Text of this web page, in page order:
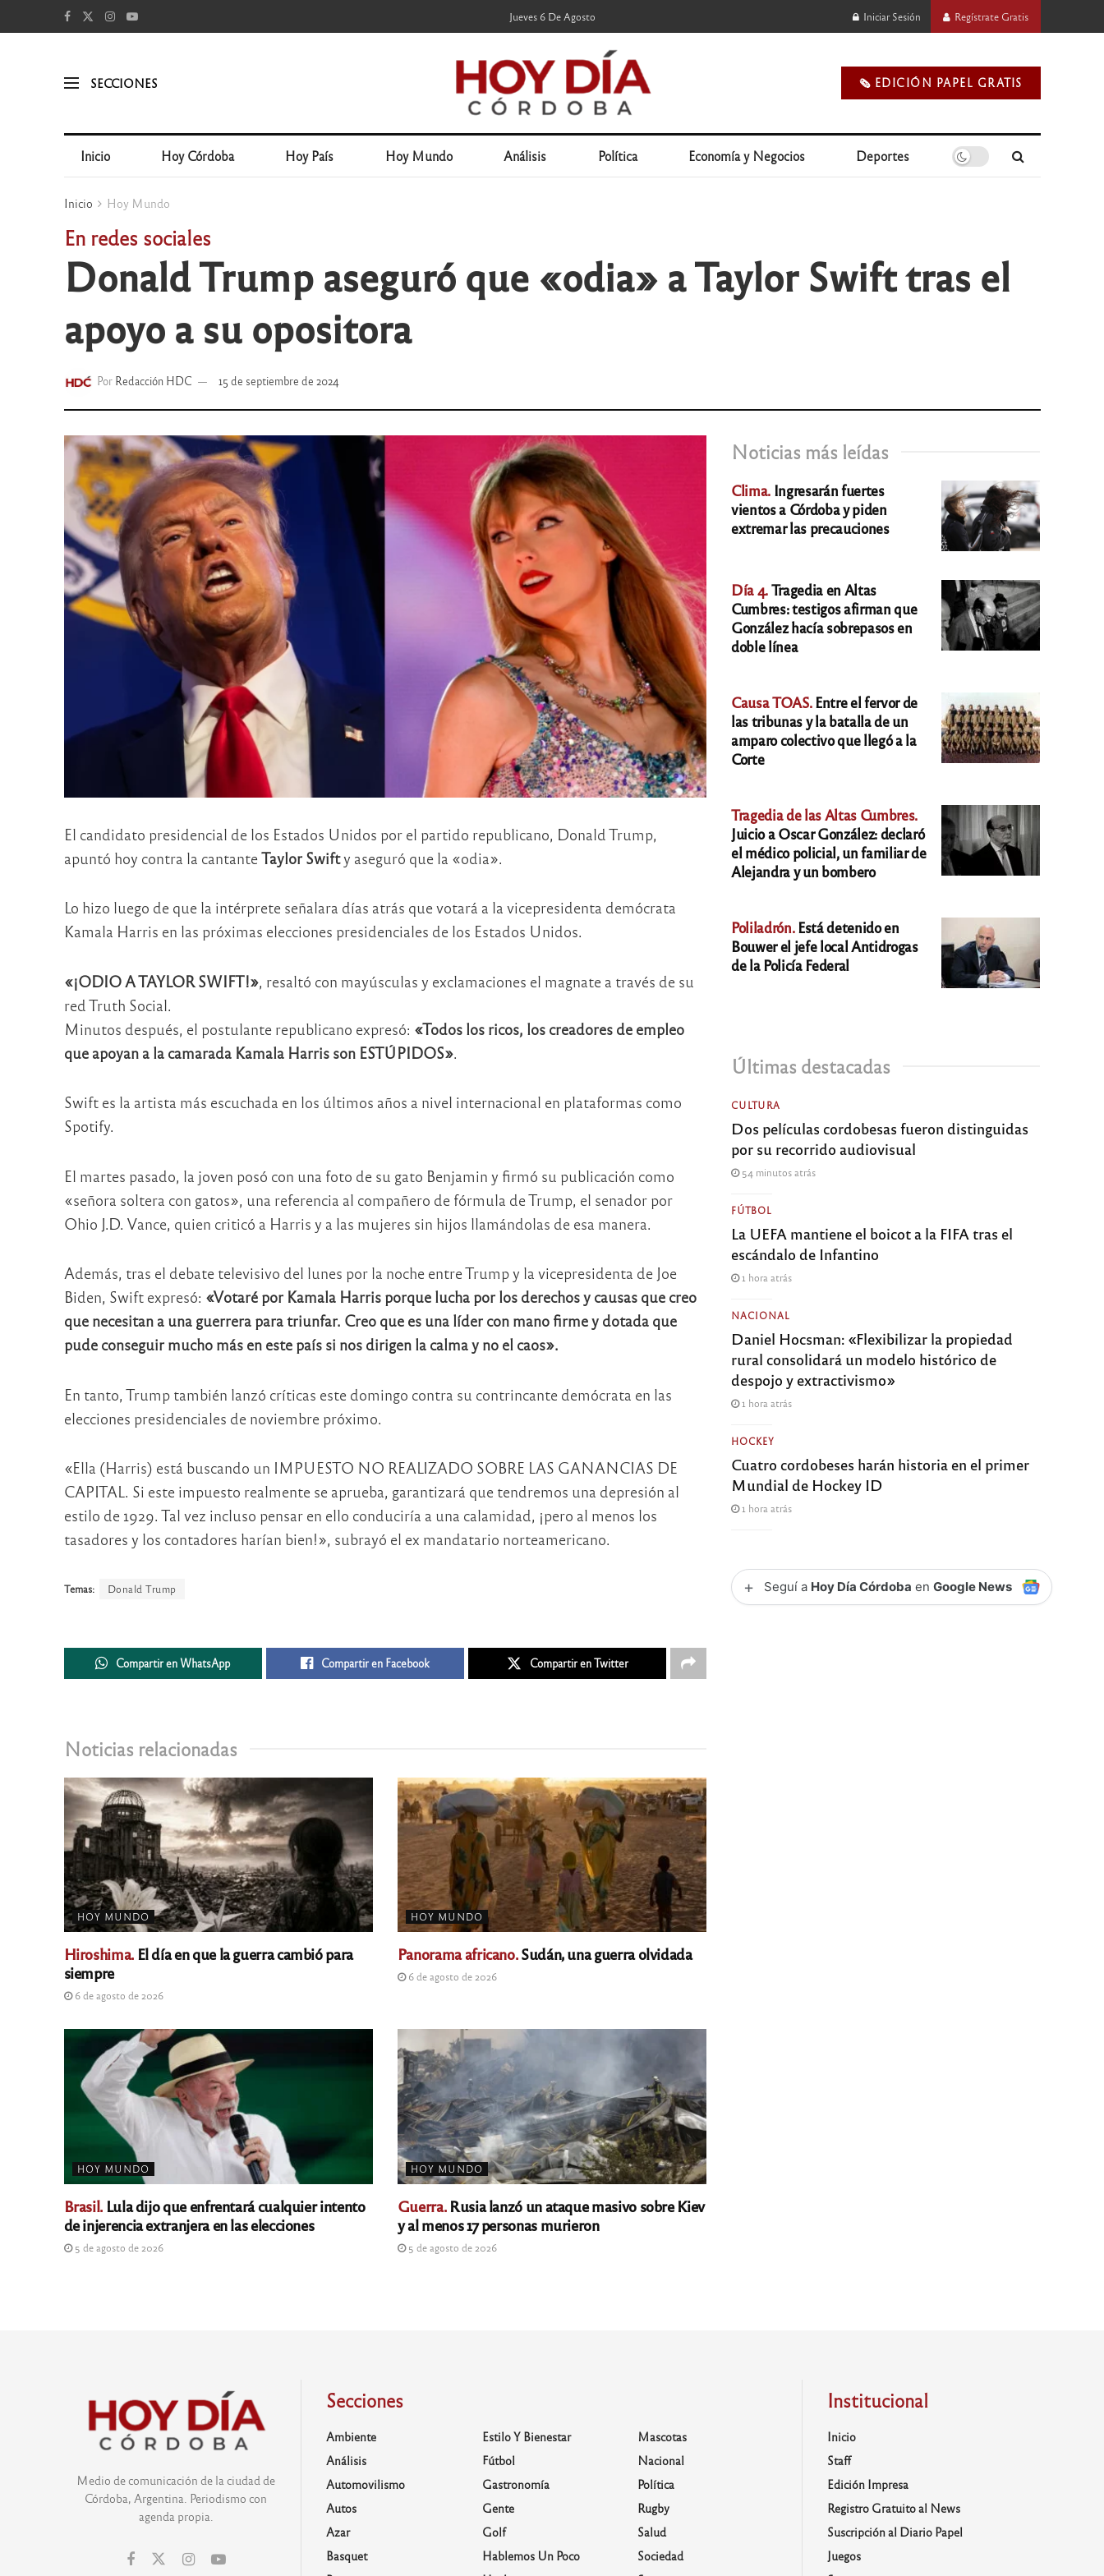
Jueves 6 De Agosto Iniciar Sesión Regístrate Gratis
SECCIONES 🗞️ EDICIÓN PAPEL GRATIS
Inicio Hoy Córdoba Hoy País Hoy Mundo Análisis Política Economía y Negocios Deportes
Inicio Hoy Mundo
En redes sociales
Donald Trump aseguró que «odia» a Taylor Swift tras el
apoyo a su opositora
Por Redacción HDC 15 de septiembre de 2024
El candidato presidencial de los Estados Unidos por el partido republicano, Donald Trump,
apuntó hoy contra la cantanteTaylor Swifty aseguró que la «odia».
Lo hizo luego de que la intérprete señalara días atrás que votará a la vicepresidenta demócrata
Kamala Harris en las próximas elecciones presidenciales de los Estados Unidos.
«¡ODIO A TAYLOR SWIFT!», resaltó con mayúsculas y exclamaciones el magnate a través de su
red Truth Social.
Minutos después, el postulante republicano expresó: «Todos los ricos, los creadores de empleo
que apoyan a la camarada Kamala Harris son ESTÚPIDOS».
Swift es la artista más escuchada en los últimos años a nivel internacional en plataformas como
Spotify.
El martes pasado, la joven posó con una foto de su gato Benjamin y firmó su publicación como
«señora soltera con gatos», una referencia al compañero de fórmula de Trump, el senador por
Ohio J.D. Vance, quien criticó a Harris y a las mujeres sin hijos llamándolas de esa manera.
Además, tras el debate televisivo del lunes por la noche entre Trump y la vicepresidenta de Joe
Biden, Swift expresó: «Votaré por Kamala Harris porque lucha por los derechos y causas que creo
que necesitan a una guerrera para triunfar. Creo que es una líder con mano firme y dotada que
pude conseguir mucho más en este país si nos dirigen la calma y no el caos».
En tanto, Trump también lanzó críticas este domingo contra su contrincante demócrata en las
elecciones presidenciales de noviembre próximo.
«Ella (Harris) está buscando un IMPUESTO NO REALIZADO SOBRE LAS GANANCIAS DE
CAPITAL. Si este impuesto realmente se aprueba, garantizará que tendremos una depresión al
estilo de 1929. Tal vez incluso pensar en ello conduciría a una calamidad, ¡pero al menos los
tasadores y los contadores harían bien!», subrayó el ex mandatario norteamericano.
Temas: Donald Trump
Compartir en WhatsApp Compartir en Facebook Compartir en Twitter
Noticias relacionadas
HOY MUNDO
Hiroshima.El día en que la guerra cambió para
siempre
6 de agosto de 2026
HOY MUNDO
Panorama africano.Sudán, una guerra olvidada
6 de agosto de 2026
HOY MUNDO
Brasil.Lula dijo que enfrentará cualquier intento
de injerencia extranjera en las elecciones
5 de agosto de 2026
HOY MUNDO
Guerra.Rusia lanzó un ataque masivo sobre Kiev
y al menos 17 personas murieron
5 de agosto de 2026
Noticias más leídas
Clima. Ingresarán fuertes
vientos a Córdoba y piden
extremar las precauciones
Día 4.Tragedia en Altas
Cumbres: testigos afirman que
González hacía sobrepasos en
doble línea
Causa TOAS.Entre el fervor de
las tribunas y la batalla de un
amparo colectivo que llegó a la
Corte
Tragedia de las Altas Cumbres.
Juicio a Oscar González: declaró
el médico policial, un familiar de
Alejandra y un bombero
Poliladrón.Está detenido en
Bouwer el jefe local Antidrogas
de la Policía Federal
Últimas destacadas
CULTURA
Dos películas cordobesas fueron distinguidas
por su recorrido audiovisual
54 minutos atrás
FÚTBOL
La UEFA mantiene el boicot a la FIFA tras el
escándalo de Infantino
1 hora atrás
NACIONAL
Daniel Hocsman: «Flexibilizar la propiedad
rural consolidará un modelo histórico de
despojo y extractivismo»
1 hora atrás
HOCKEY
Cuatro cordobeses harán historia en el primer
Mundial de Hockey ID
1 hora atrás
+ Seguí a Hoy Día Córdoba enGoogle News
Medio de comunicación de la ciudad de
Córdoba, Argentina. Periodismo con
agenda propia.
Secciones
Ambiente
Análisis
Automovilismo
Autos
Azar
Basquet
Estilo Y Bienestar
Fútbol
Gastronomía
Gente
Golf
Hablemos Un Poco
Mascotas
Nacional
Política
Rugby
Salud
Sociedad
Institucional
Inicio
Staff
Edición Impresa
Registro Gratuito al News
Suscripción al Diario Papel
Juegos